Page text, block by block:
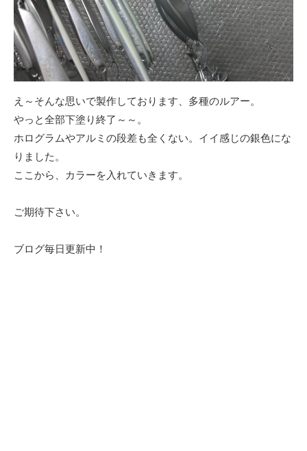
え～そんな思いで製作しております、多種のルアー。
やっと全部下塗り終了～～。
ホログラムやアルミの段差も全くない。イイ感じの銀色にな
りました。
ここから、カラーを入れていきます。
ご期待下さい。
ブログ毎日更新中！